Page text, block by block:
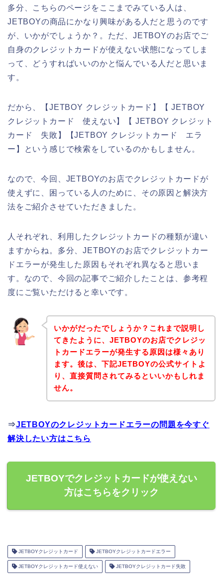
多分、こちらのページをここまでみている人は、
JETBOYの商品にかなり興味がある人だと思うのです
が、いかがでしょうか？。ただ、JETBOYのお店でご
自身のクレジットカードが使えない状態になってしま
って、どうすればいいのかと悩んでいる人だと思いま
す。
だから、【JETBOY クレジットカード】【 JETBOY
クレジットカード 使えない】【 JETBOY クレジット
カード 失敗】【JETBOY クレジットカード エラ
ー】という感じで検索をしているのかもしません。
なので、今回、JETBOYのお店でクレジットカードが
使えずに、困っている人のために、その原因と解決方
法をご紹介させていただきました。
人それぞれ、利用したクレジットカードの種類が違い
ますからね。多分、JETBOYのお店でクレジットカー
ドエラーが発生した原因もそれぞれ異なると思いま
す。なので、今回の記事でご紹介したことは、参考程
度にご覧いただけると幸いです。
いかがだったでしょうか？これまで説明し
てきたように、JETBOYのお店でクレジッ
トカードエラーが発生する原因は様々あり
ます。後は、下記JETBOYの公式サイトよ
り、直接質問されてみるといいかもしれま
せん。
⇒JETBOYのクレジットカードエラーの問題を今すぐ
解決したい方はこちら
JETBOYでクレジットカードが使えない
方はこちらをクリック
JETBOYクレジットカード JETBOYクレジットカードエラー
JETBOYクレジットカード使えない JETBOYクレジットカード失敗